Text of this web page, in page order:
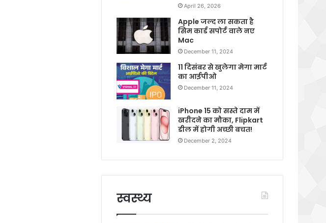
April 26, 2026
Apple जल्द ला सकता है
सिम कार्ड सपोर्ट वाले नए
Mac
December 11, 2024
11 दिसंबर से खुलेगा मेगा मार्ट
का आईपीओ
December 11, 2024
iPhone 15 को सस्ते दाम में
खरीदने का मौका, Flipkart
डील में होगी अच्छी बचत!
December 2, 2024
स्वस्थ्य